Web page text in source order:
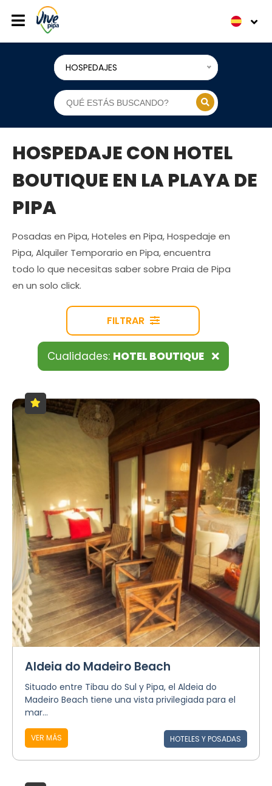
HOSPEDAJES
HOSPEDAJE CON HOTEL
BOUTIQUE EN LA PLAYA DE
PIPA
Posadas en Pipa, Hoteles en Pipa, Hospedaje en
Pipa, Alquiler Temporario en Pipa, encuentra
todo lo que necesitas saber sobre Praia de Pipa
en un solo click.
FILTRAR
Cualidades: HOTEL BOUTIQUE
Aldeia do Madeiro Beach
Situado entre Tibau do Sul y Pipa, el Aldeia do
Madeiro Beach tiene una vista privilegiada para el
mar...
VER MÁS HOTELES Y POSADAS